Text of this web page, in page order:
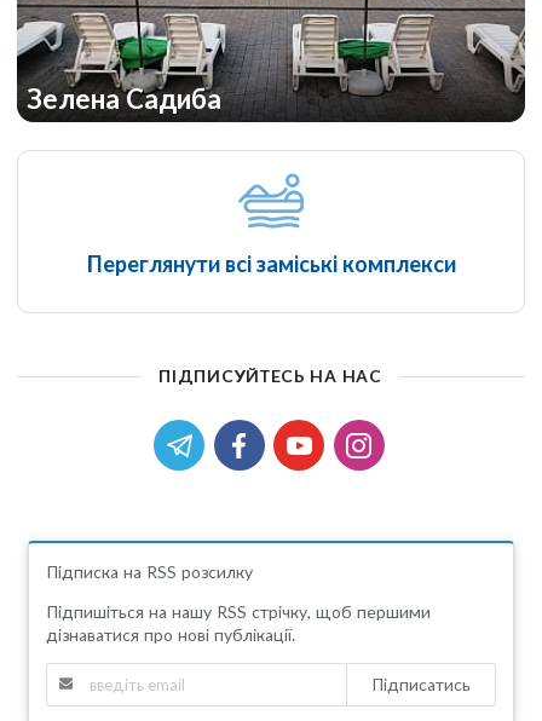
Зелена Садиба
Переглянути всі заміські комплекси
ПІДПИСУЙТЕСЬ НА НАС
Підписка на RSS розсилку
Підпишіться на нашу RSS стрічку, щоб першими
дізнаватися про нові публікації.
Підписатись